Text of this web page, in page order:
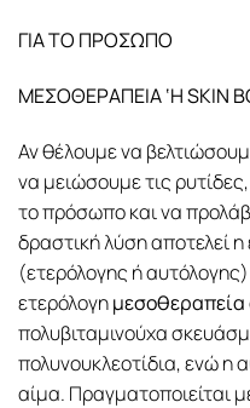
ΓΙΑ ΤΟ ΠΡΟΣΩΠΟ
ΜΕΣΟΘΕΡΑΠΕΙΑ ‘ΗSKIN
Αν θέλουμε να
να μειώσουμε τις
το πρόσωπο και να
δραστική λύση αποτελεί
(ετερόλογης ή
ετερόλογημεσοθεραπεία
πολυβιταμινούχα
πολυνουκλεοτίδια, ενώ η
αίμα. Πραγματοποιείται